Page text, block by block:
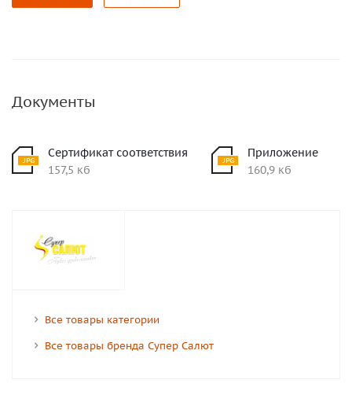
Документы
Сертификат соответствия
157,5 кб
Приложение
160,9 кб
Все товары категории
Все товары бренда Супер Салют